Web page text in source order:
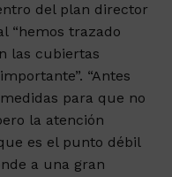
del plan director
“hemos trazado
las cubiertas
“Antes
para que no
la atención
es el punto débil
a una gran